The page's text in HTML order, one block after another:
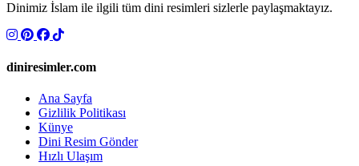
Dinimiz İslam ile ilgili tüm dini resimleri sizlerle paylaşmaktayız.
diniresimler.com
Ana Sayfa
Gizlilik Politikası
Künye
Dini Resim Gönder
Hızlı Ulaşım